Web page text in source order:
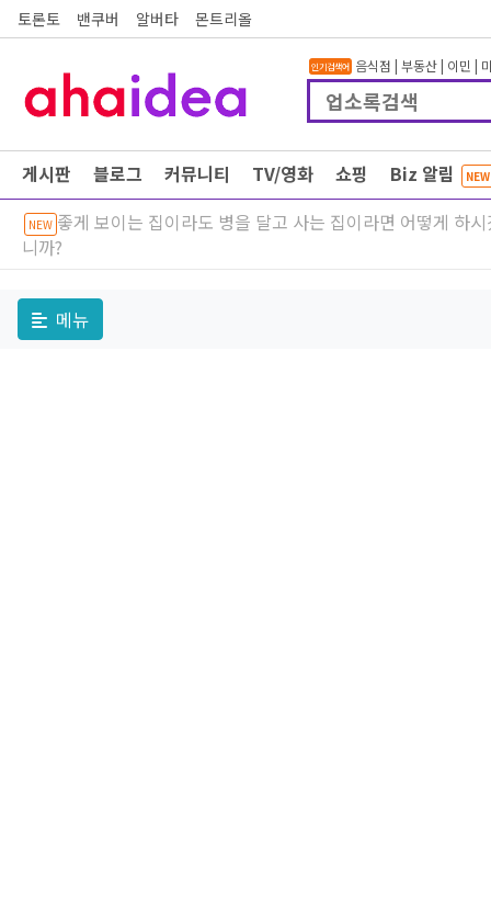
토론토 밴쿠버 알버타 몬트리올
인기검색어 음식점 | 부동산| 이민 |
게시판 블로그 커뮤니티 TV/영화 쇼핑 Biz 알림 NEW
NEW 좋게 보이는 집이라도 병을 달고 사는 집이라면 어떻게 하
니까?
메뉴